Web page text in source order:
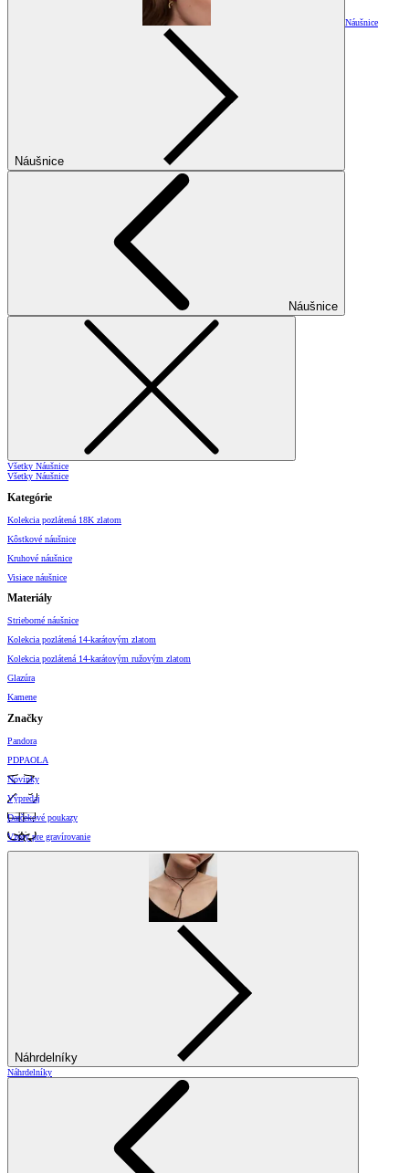
Náušnice
Náušnice
Náušnice
Všetky Náušnice
Všetky Náušnice
Kategórie
Kolekcia pozlátená 18K zlatom
Kôstkové náušnice
Kruhové náušnice
Visiace náušnice
Materiály
Strieborné náušnice
Kolekcia pozlátená 14-karátovým zlatom
Kolekcia pozlátená 14-karátovým ružovým zlatom
Glazúra
Kamene
Značky
Pandora
PDPAOLA
Novinky
Výpredaj
Darčekové poukazy
Vzory pre gravírovanie
Náhrdelníky
Náhrdelníky